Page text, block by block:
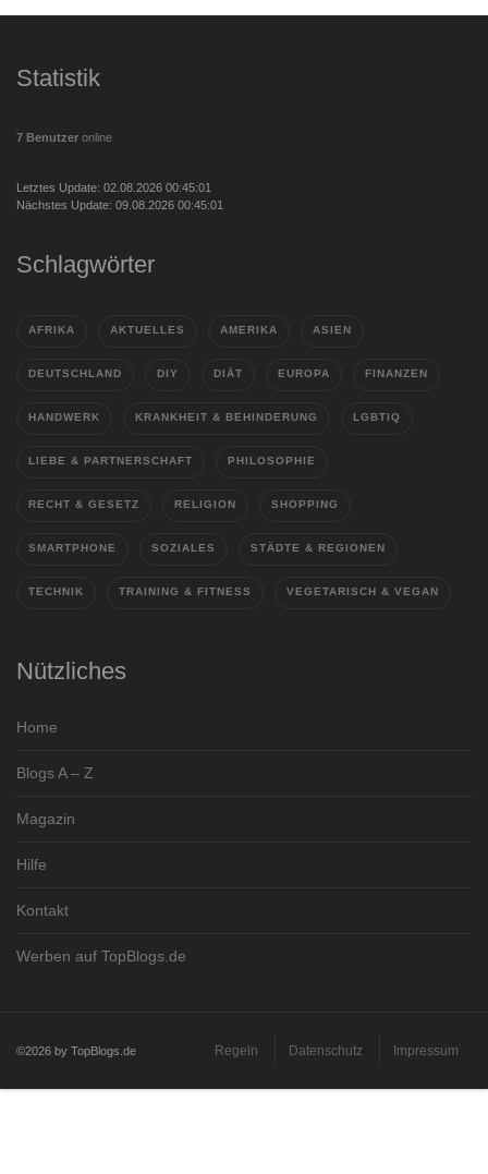
Statistik
7 Benutzer online
Letztes Update: 02.08.2026 00:45:01
Nächstes Update: 09.08.2026 00:45:01
Schlagwörter
AFRIKA AKTUELLES AMERIKA ASIEN
DEUTSCHLAND DIY DIÄT EUROPA FINANZEN
HANDWERK KRANKHEIT & BEHINDERUNG LGBTIQ
LIEBE & PARTNERSCHAFT PHILOSOPHIE
RECHT & GESETZ RELIGION SHOPPING
SMARTPHONE SOZIALES STÄDTE & REGIONEN
TECHNIK TRAINING & FITNESS VEGETARISCH & VEGAN
Nützliches
Home
Blogs A – Z
Magazin
Hilfe
Kontakt
Werben auf TopBlogs.de
©2026 by TopBlogs.de Regeln Datenschutz Impressum